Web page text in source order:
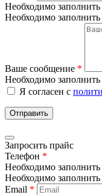
Необходимо заполнить
Необходимо
Ваше сообщение *
Необходимо
Я согласен с
Отправить
Запросить прайс
Телефон *
Необходимо заполнить
Необходимо
Email *